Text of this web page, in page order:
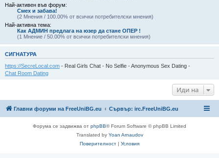
Най-активен във форум:
Смех и забава!
(2 Мнения / 100.00% от всички потребителски мнения)
Най-активна тема:
Как АДМИН предлага на юзер да стане ОПЕР !
(1 Мнение / 50.00% от всички потребителски мнения)
СИГНАТУРА
https://SecreLocal.com - Real Girls Chat - No Selfie - Anonymous Sex Dating -
Chat Room Dating
Иди на
Главни форуми на FreeUniBG.eu Сървър: irc.FreeUniBG.eu
Форума се задвижва от phpBB® Forum Software © phpBB Limited
Translated by Yoan Arnaudov
Поверителност | Условия